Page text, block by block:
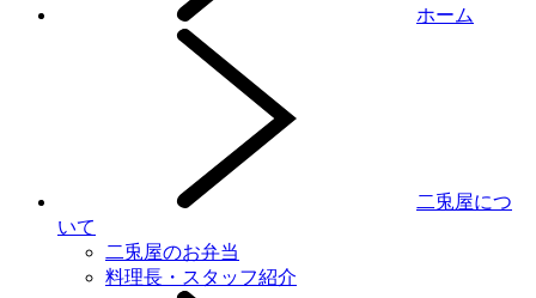
ホーム
二兎屋につ
いて
二兎屋のお弁当
料理長・スタッフ紹介